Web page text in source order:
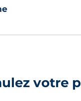
votre